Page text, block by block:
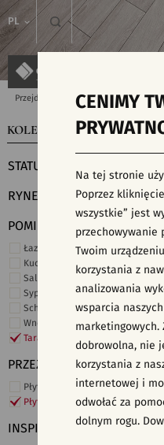
PL
Przejdź do strony głównej Kolekcje
KOLEKCJE
STATUS
RYNEK
POMIESZCZENIE
Łazienka
Kuchnia
Salon i hol
Sypialnia
Schody
Wnętrza komercyjne
Taras i ogród
PRZEZNACZENIE
Płytki ścienne
Płytki podłogowe
INSPIRACJE
CENIMY
Na tej stronie
Poprzez
wszystkie” jest
przechowywanie
Twoim
korzystania z
analizowania
wsparcia naszych
marketingowych.
dobrowolna, nie
korzystania z
internetowej i
odwołać za
dolnym rogu.